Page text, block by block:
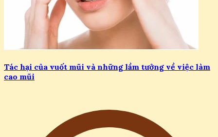
Tác hại của vuốt mũi và những lầm tưởng về việc làm
cao mũi